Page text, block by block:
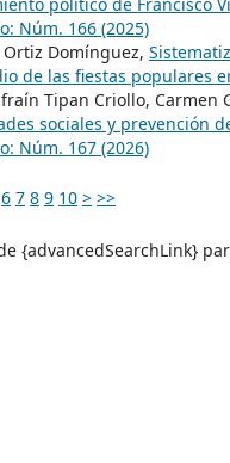
Núm. 166 (2025)
Domínguez,
de las fiestas populares
Tipan Criollo, Carmen
sociales y prevención
Núm. 167 (2026)
6 7 8 9 10 > >>
{advancedSearchLink}